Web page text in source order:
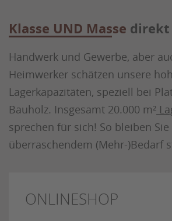
Klasse UND Masse direkt
Handwerk und Gewerbe, aber
Heimwerker schätzen unsere
Lagerkapazitäten, speziell bei
Bauholz. Insgesamt 20.000 m²
sprechen für sich! So bleiben Sie
überraschendem (Mehr-)Bedarf
ONLINESHOP